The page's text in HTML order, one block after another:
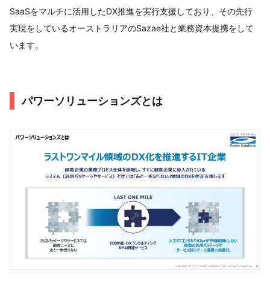
SaaSをマルチに活用したDX推進を実行支援しており、その先行
実現をしているオーストラリアのSazae社と業務資本提携をして
います。
パワーソリューションズとは